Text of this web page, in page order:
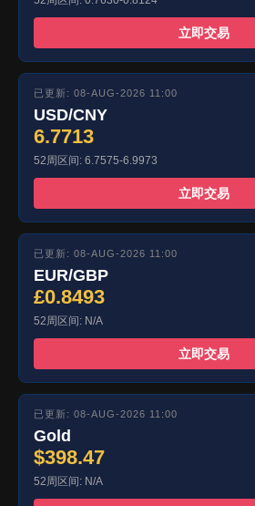
立即交易
已更新: 08-AUG-2026 11:00
USD/CNY
6.7713
52周区间: 6.7575-6.9973
立即交易
已更新: 08-AUG-2026 11:00
EUR/GBP
£0.8493
52周区间: N/A
立即交易
已更新: 08-AUG-2026 11:00
Gold
$398.47
52周区间: N/A